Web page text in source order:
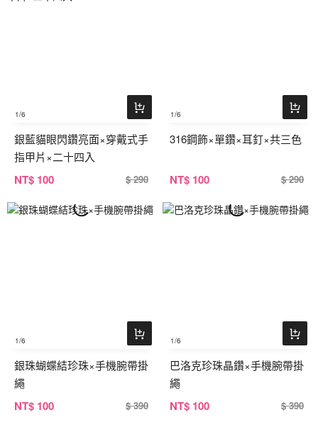
1/6
銀藍貓眼閃鑽亮面×穿戴式手
指甲片×二十四入
NT$ 100 $ 290
1/6
316鋼飾×單鑽×耳釘×共三色
NT$ 100 $ 290
1/6
銀珠蝴蝶結珍珠×手機腕帶掛
繩
NT$ 100 $ 390
1/6
巴洛克珍珠晶鑽×手機腕帶掛
繩
NT$ 100 $ 390